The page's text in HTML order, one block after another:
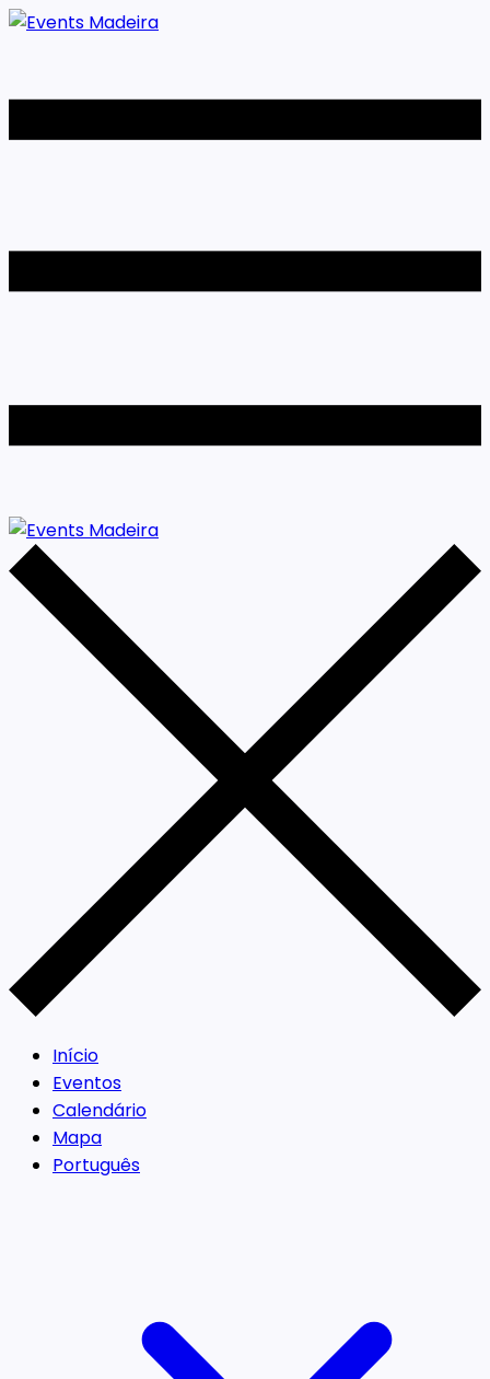
Início
Eventos
Calendário
Mapa
Português